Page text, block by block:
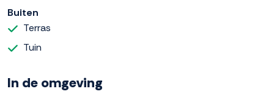
Buiten
Terras
Tuin
In de omgeving